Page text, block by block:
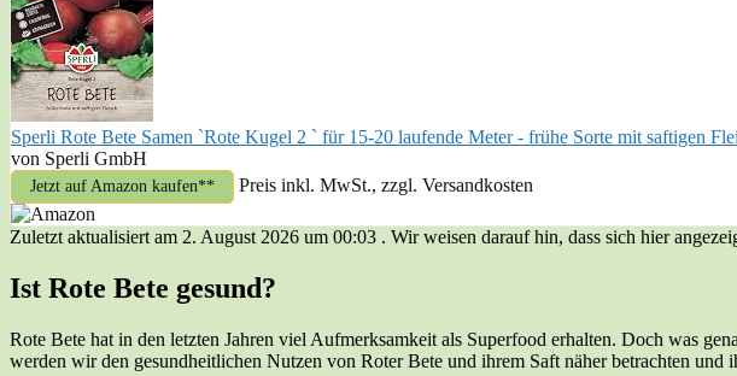
Sperli Rote Bete Samen `Rote Kugel 2 ` für 15-20 laufende Meter - frühe Sorte mit saftigen
von Sperli GmbH
Jetzt auf Amazon kaufen* Preis inkl. MwSt., zzgl. Versandkosten
Zuletzt aktualisiert am 2. August 2026 um 00:03 . Wir weisen darauf hin, dass sich hier
Ist Rote Bete gesund?
Rote Bete hat in den letzten Jahren viel Aufmerksamkeit als Superfood erhalten. Doch was
werden wir den gesundheitlichen Nutzen von Roter Bete und ihrem Saft näher betrachten